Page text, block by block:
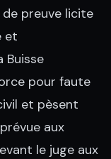
preuve licite
et
Buisse
pour faute
et pèsent
aux
le juge aux